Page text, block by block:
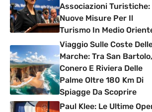
Associazioni Turistiche:
Nuove Misure Per Il
Turismo In Medio
Viaggio Sulle Coste
Marche: Tra San Bartolo,
Conero E Riviera Delle
Palme Oltre 180 Km Di
Spiagge Da Scoprire
Paul Klee: Le Ultime